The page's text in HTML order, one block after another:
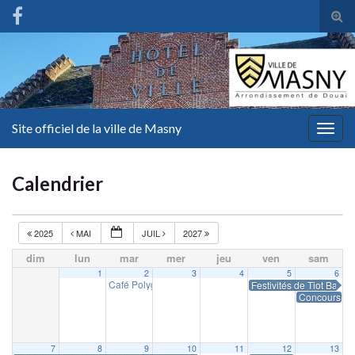
Site officiel de la ville de Masny
Calendrier
2025 MAI JUIL 2027
dim lun mar mer jeu ven sam
1 2
Café Polyglotte
3 4 5
Festivités de Tiot
6
Concours
7 8 9 10 11 12 13